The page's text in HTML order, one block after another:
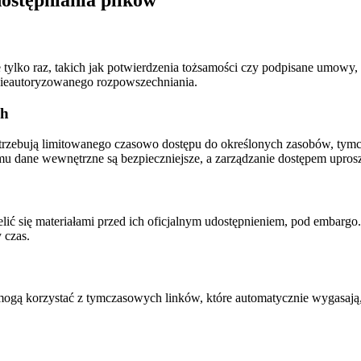
raz, takich jak potwierdzenia tożsamości czy podpisane
rozpowszechniania.
limitowanego czasowo dostępu do określonych zasobów,
wewnętrzne są bezpieczniejsze, a zarządzanie dostępem
się materiałami przed ich oficjalnym udostępnieniem, pod
czas.
korzystać z tymczasowych linków, które automatycznie